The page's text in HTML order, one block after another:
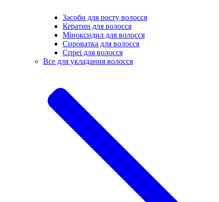
Засоби для росту волосся
Кератин для волосся
Міноксидил для волосся
Сироватка для волосся
Спреї для волосся
Все для укладання волосся